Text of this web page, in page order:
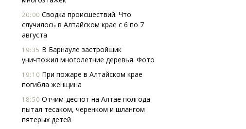
20:00 Сводка происшествий. Что
случилось в Алтайском крае с 6 по 7
августа
19:35 В Барнауле застройщик
уничтожил многолетние деревья. Фото
19:10 При пожаре в Алтайском крае
погибла женщина
18:50 Отчим-деспот на Алтае полгода
пытал тесаком, черенком и шлангом
пятерых детей